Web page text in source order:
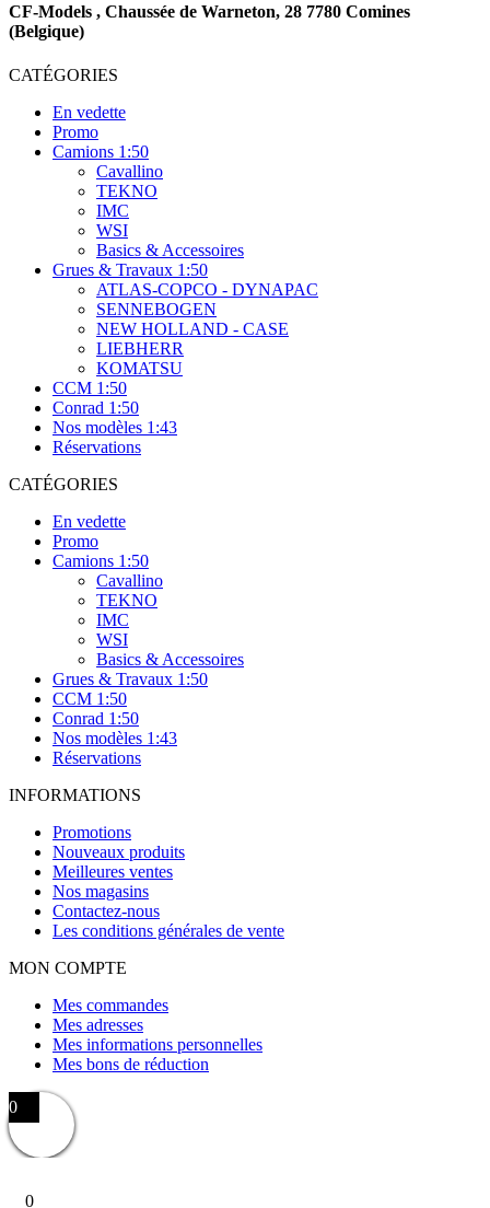
CF-Models , Chaussée de Warneton, 28 7780 Comines
(Belgique)
CATÉGORIES
En vedette
Promo
Camions 1:50
Cavallino
TEKNO
IMC
WSI
Basics & Accessoires
Grues & Travaux 1:50
ATLAS-COPCO - DYNAPAC
SENNEBOGEN
NEW HOLLAND - CASE
LIEBHERR
KOMATSU
CCM 1:50
Conrad 1:50
Nos modèles 1:43
Réservations
CATÉGORIES
En vedette
Promo
Camions 1:50
Cavallino
TEKNO
IMC
WSI
Basics & Accessoires
Grues & Travaux 1:50
CCM 1:50
Conrad 1:50
Nos modèles 1:43
Réservations
INFORMATIONS
Promotions
Nouveaux produits
Meilleures ventes
Nos magasins
Contactez-nous
Les conditions générales de vente
MON COMPTE
Mes commandes
Mes adresses
Mes informations personnelles
Mes bons de réduction
0
0